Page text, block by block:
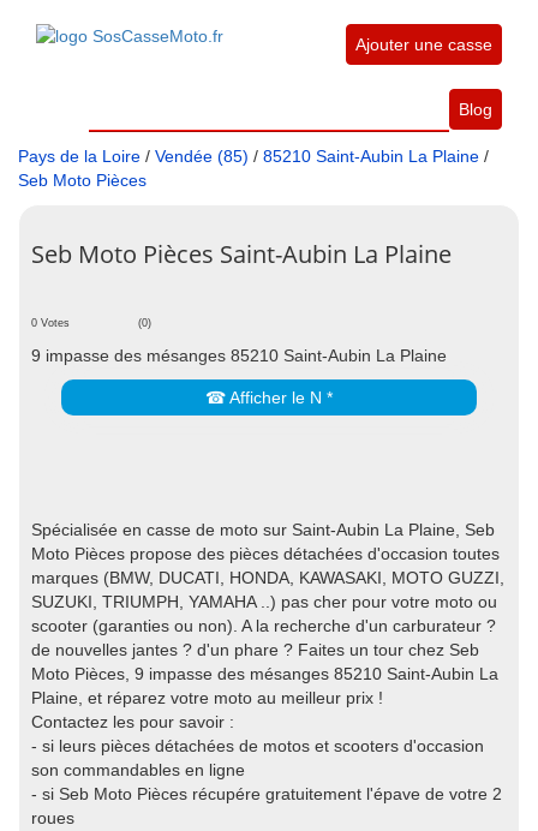
Ajouter une casse
Blog
Pays de la Loire / Vendée (85) / 85210 Saint-Aubin La Plaine /
Seb Moto Pièces
Seb Moto Pièces Saint-Aubin La Plaine
0 Votes (0)
9 impasse des mésanges 85210 Saint-Aubin La Plaine
☎ Afficher le N *
Spécialisée en casse de moto sur Saint-Aubin La Plaine, Seb
Moto Pièces propose des pièces détachées d'occasion toutes
marques (BMW, DUCATI, HONDA, KAWASAKI, MOTO GUZZI,
SUZUKI, TRIUMPH, YAMAHA ..) pas cher pour votre moto ou
scooter (garanties ou non). A la recherche d'un carburateur ?
de nouvelles jantes ? d'un phare ? Faites un tour chez Seb
Moto Pièces, 9 impasse des mésanges 85210 Saint-Aubin La
Plaine, et réparez votre moto au meilleur prix !
Contactez les pour savoir :
- si leurs pièces détachées de motos et scooters d'occasion
son commandables en ligne
- si Seb Moto Pièces récupére gratuitement l'épave de votre 2
roues